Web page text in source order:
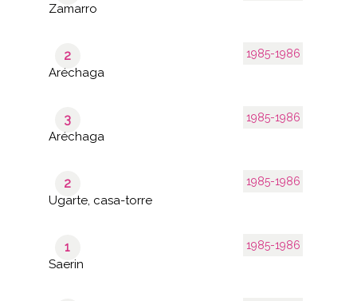
Zamarro
1985-1986
2
Aréchaga
1985-1986
3
Aréchaga
1985-1986
2
Ugarte, casa-torre
1985-1986
1
Saerin